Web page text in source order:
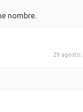
nombre.
29 agosto,